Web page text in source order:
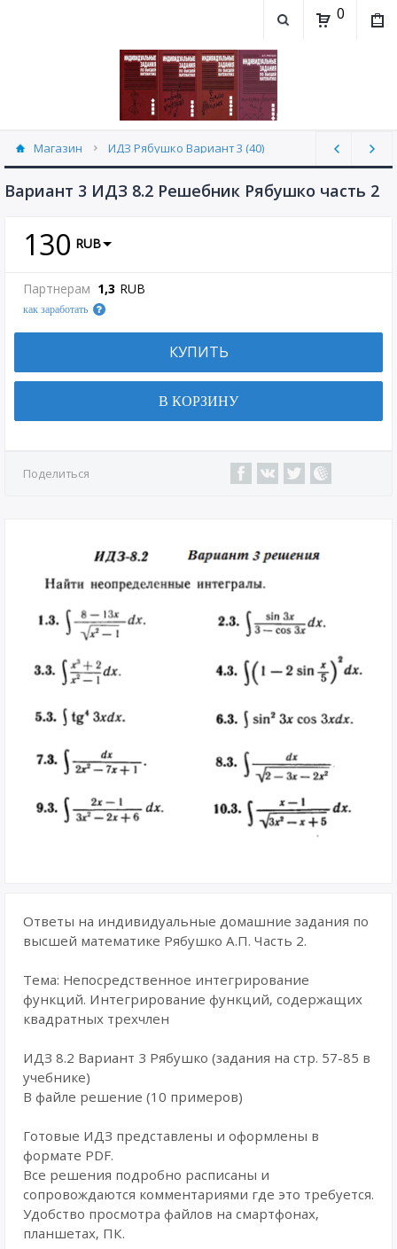
0
Магазин ИДЗ Рябушко Вариант 3 (40)
Вариант 3 ИДЗ 8.2 Решебник Рябушко часть 2
130 RUB
Партнерам 1,3 RUB
как заработать
КУПИТЬ
В КОРЗИНУ
Поделиться
Ответы на индивидуальные домашние задания по
высшей математике Рябушко А.П. Часть 2.
Тема: Непосредственное интегрирование
функций. Интегрирование функций, содержащих
квадратных трехчлен
ИДЗ 8.2 Вариант 3 Рябушко (задания на стр. 57-85 в
учебнике)
В файле решение (10 примеров)
Готовые ИДЗ представлены и оформлены в
формате PDF.
Все решения подробно расписаны и
сопровождаются комментариями где это требуется.
Удобство просмотра файлов на смартфонах,
планшетах, ПК.